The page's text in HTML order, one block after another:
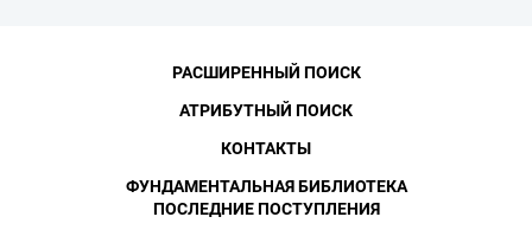
РАСШИРЕННЫЙ ПОИСК
АТРИБУТНЫЙ ПОИСК
КОНТАКТЫ
ФУНДАМЕНТАЛЬНАЯ БИБЛИОТЕКА
ПОСЛЕДНИЕ ПОСТУПЛЕНИЯ